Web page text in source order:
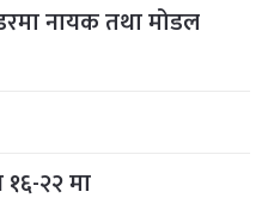
नायक तथा मोडल
१६-२२ मा